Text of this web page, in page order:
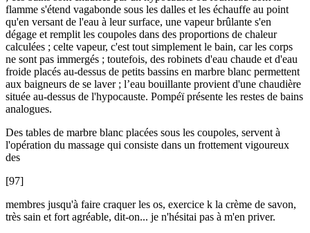
flamme s'étend vagabonde sous les dalles et les échauffe au point
qu'en versant de l'eau à leur surface, une vapeur brûlante s'en
dégage et remplit les coupoles dans des proportions de chaleur
calculées ; celte vapeur, c'est tout simplement le bain, car les corps
ne sont pas immergés ; toutefois, des robinets d'eau chaude et d'eau
froide placés au-dessus de petits bassins en marbre blanc permettent
aux baigneurs de se laver ; l’eau bouillante provient d'une chaudière
située au-dessus de l'hypocauste. Pompéï présente les restes de bains
analogues.
Des tables de marbre blanc placées sous les coupoles, servent à
l'opération du massage qui consiste dans un frottement vigoureux
des
[97]
membres jusqu'à faire craquer les os, exercice k la crème de savon,
très sain et fort agréable, dit-on... je n'hésitai pas à m'en priver.